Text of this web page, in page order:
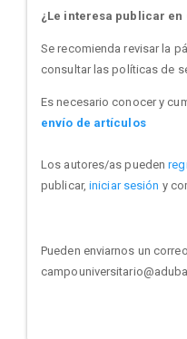
¿Le interesa publicar en
Se recomienda revisar la
consultar las políticas de
Es necesario conocer y
envío de artículos
Los autores/as pueden
publicar, iniciar sesión y
Pueden enviarnos un